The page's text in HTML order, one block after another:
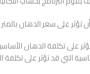
على سعر الدهان بالمتر
على تكلفة الدهان
التي قد تؤثر على تكلفة